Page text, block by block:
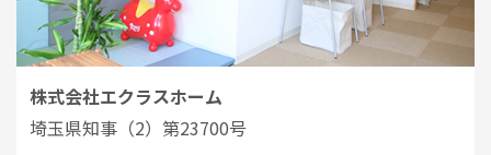
株式会社エクラスホーム
埼玉県知事（2）第23700号